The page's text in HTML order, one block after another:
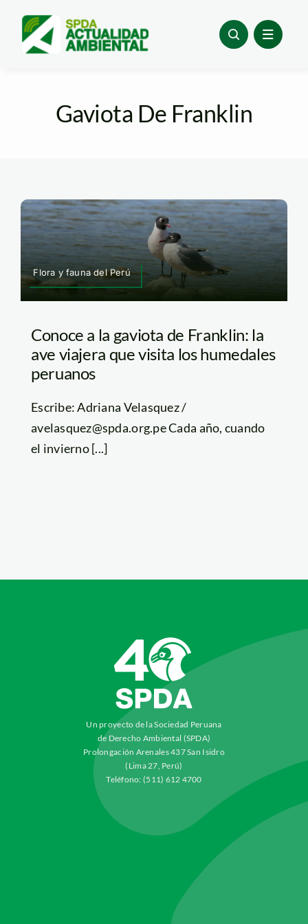
content
Gaviota De Franklin
Flora y fauna del Perú
Conoce a la gaviota de Franklin: la
ave viajera que visita los humedales
peruanos
Escribe: Adriana Velasquez /
avelasquez@spda.org.pe Cada año, cuando
el invierno [...]
Un proyecto de la Sociedad Peruana
de Derecho Ambiental (SPDA)
Prolongación Arenales 437 San Isidro
(Lima 27, Perú)
Teléfono: (511) 612 4700